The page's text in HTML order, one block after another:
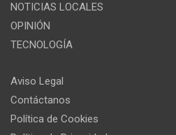
NOTICIAS LOCALES
OPINIÓN
TECNOLOGÍA
Aviso Legal
Contáctanos
Política de Cookies